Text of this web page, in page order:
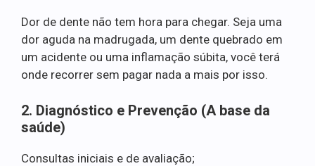
Dor de dente não tem hora para chegar. Seja uma
dor aguda na madrugada, um dente quebrado em
um acidente ou uma inflamação súbita, você terá
onde recorrer sem pagar nada a mais por isso.
2. Diagnóstico e Prevenção (A base da
saúde)
Consultas iniciais e de avaliação;